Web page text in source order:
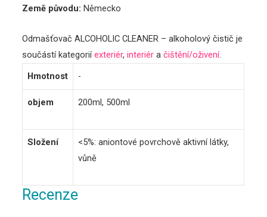
Země původu: Německo
Odmašťovač ALCOHOLIC CLEANER – alkoholový čistič je
součástí kategoriíexteriér,interiér ačištění/oživení.
Hmotnost
-
objem 200ml, 500ml
Složení
<5%: aniontové povrchově aktivní látky,
vůně
Recenze